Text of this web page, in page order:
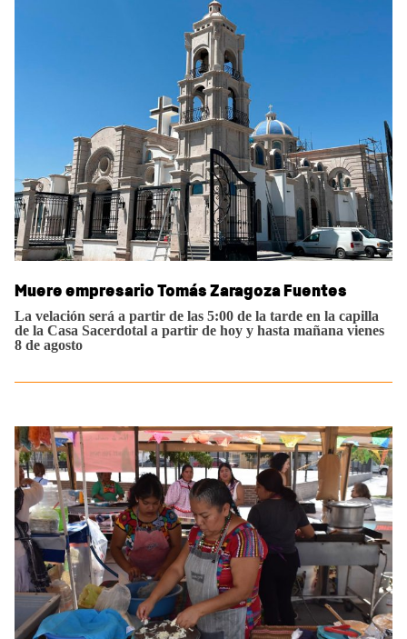
Muere empresario Tomás Zaragoza Fuentes
La velación será a partir de las 5:00 de la tarde en la capilla
de la Casa Sacerdotal a partir de hoy y hasta mañana vienes
8 de agosto